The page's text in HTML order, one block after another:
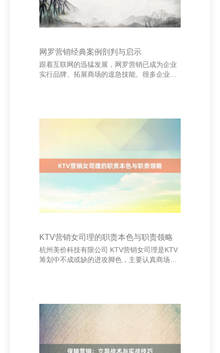
网罗营销经典案例剖判与启示
跟着互联网的迅猛发展，网罗营销已成为企业
实行品牌、拓展商场的遑急技能。很多企业通
热门进行创意营销，大概有用晋升品牌影响力
和用户黏性。 另一个典型案例是“三只松鼠”，
它通过打造萌趣品牌形象，利用微博、微信等
KTV营销女司理的职责本色与职责领略
杭州美价科技有限公司 KTV营销女司理是KTV
筹划中不成或缺的进攻脚色，主要认真商场推
销行径、节日主题筹备以及会员轨制推论等，
以眩惑新客户、留下老客户。其次，她们需要
如期分析商场动态和竞争敌手情况，实时诊治
营销战略，提高KTV的闻明度和竞争力。 在客
户关连料理方面，营销女司理要与VIP客户保握